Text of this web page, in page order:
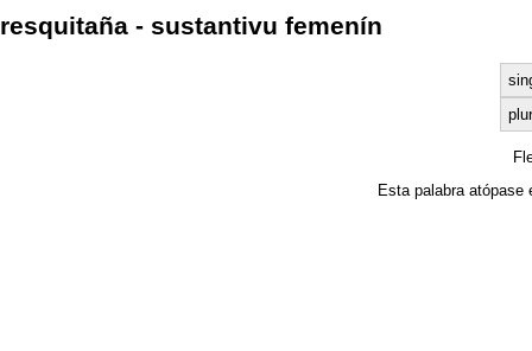
resquitaña - sustantivu femenín
Esta palabra atópase